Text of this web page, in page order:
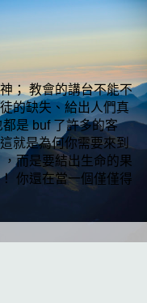
； 教會的講台不能不
的缺失、給出人們真
是 buf 了許多的客
就是為何你需要來到
而是要結出生命的果
你還在當一個僅僅得